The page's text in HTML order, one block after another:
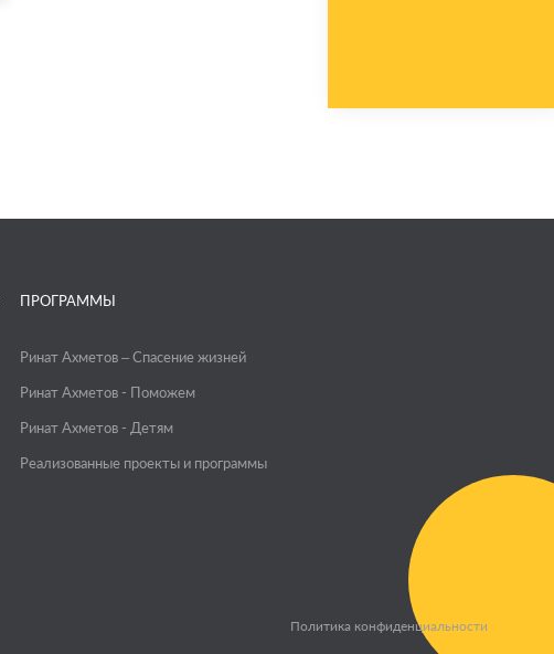
ПРОГРАММЫ
Ринат Ахметов – Спасение жизней
Ринат Ахметов - Поможем
Ринат Ахметов - Детям
Реализованные проекты и программы
Политика конфиденциальности